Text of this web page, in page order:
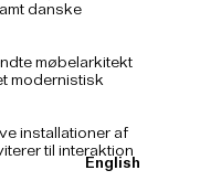
English
danske
møbelarkitekt
modernistisk
installationer af
til interaktion